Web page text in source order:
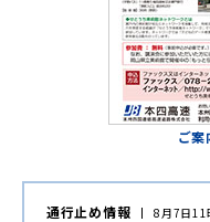
ご案
通行止め情報 8月7日11